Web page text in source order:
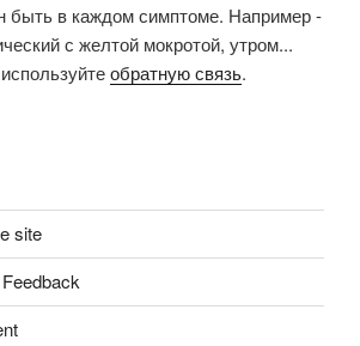
быть в каждом симптоме. Например -
с желтой мокротой, утром...
обратную связь.
site